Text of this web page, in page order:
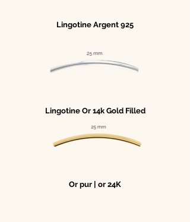
Lingotine Argent 925
Lingotine Or 14k Gold Filled
Or pur | or 24K